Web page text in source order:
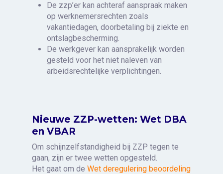
De zzp’er kan achteraf aanspraak maken
op werknemersrechten zoals
vakantiedagen, doorbetaling bij ziekte en
ontslagbescherming.
De werkgever kan aansprakelijk worden
gesteld voor het niet naleven van
arbeidsrechtelijke verplichtingen.
Nieuwe ZZP-wetten: Wet DBA
en VBAR
Om schijnzelfstandigheid bij ZZP tegen te
gaan, zijn er twee wetten opgesteld.
Het gaat om deWet deregulering beoordeling